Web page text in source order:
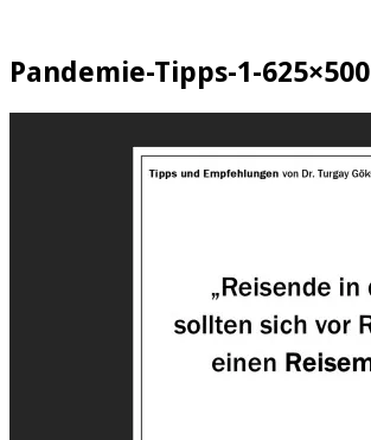
Pandemie-Tipps-1-625×500